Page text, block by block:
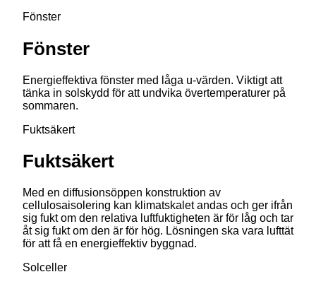
Fönster
Fönster
Energieffektiva fönster med låga u-värden. Viktigt att
tänka in solskydd för att undvika övertemperaturer på
sommaren.
Fuktsäkert
Fuktsäkert
Med en diffusionsöppen konstruktion av
cellulosaisolering kan klimatskalet andas och ger ifrån
sig fukt om den relativa luftfuktigheten är för låg och tar
åt sig fukt om den är för hög. Lösningen ska vara lufttät
för att få en energieffektiv byggnad.
Solceller